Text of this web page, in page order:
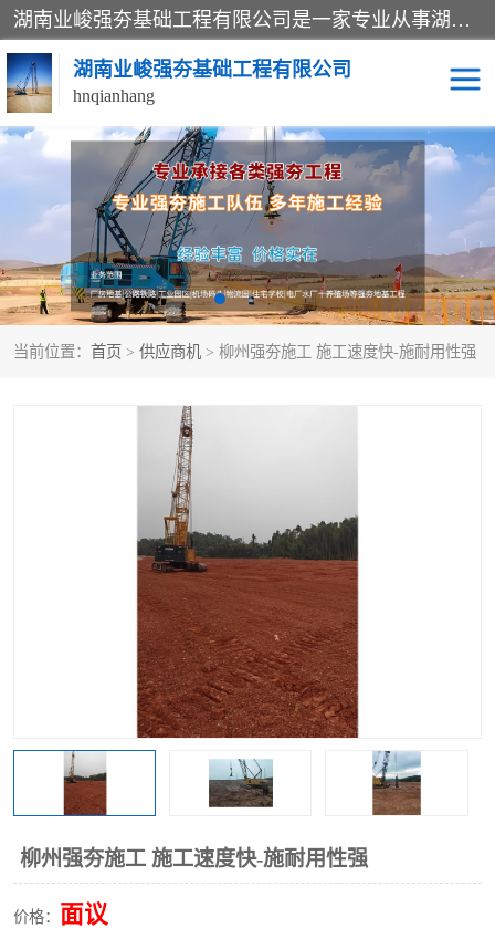
湖南业峻强夯基础工程有限公司是一家专业从事湖南强夯基础工程、强夯机租赁，地基处理的施工单位。业务覆盖：湖南、广东，江西等地。可承接1000KN.m-25000KN.m强夯（置换）工程。公司创始人是国内较早期从事强夯施工的建设者，经过多年的一步一个脚印的发展，在行业内具有较高的度和良好的口碑。
湖南业峻强夯基础工程有限公司
hnqianhang
当前位置： 首页 > 供应商机 > 柳州强夯施工 施工速度快-施耐用性强
柳州强夯施工 施工速度快-施耐用性强
价格： 面议
强夯施工案例 强夯机租赁
强夯施工工程 强夯施工队伍
强夯队伍